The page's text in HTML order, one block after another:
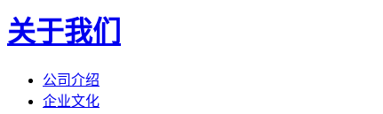
关于我们
公司介绍
企业文化